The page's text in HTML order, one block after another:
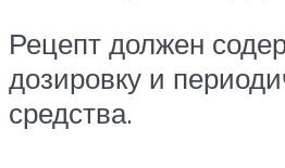
Рецепт должен
дозировку и
средства.